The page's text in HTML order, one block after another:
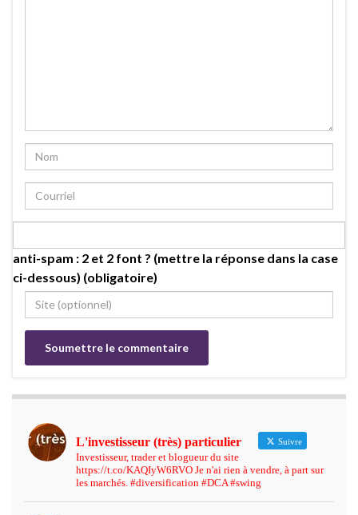
anti-spam : 2 et 2 font ? (mettre la réponse dans la case
ci-dessous) (obligatoire)
L'investisseur (très) particulier Suivre
Investisseur, trader et blogueur du site
https://t.co/KAQIyW6RVO Je n'ai rien à vendre, à part sur
les marchés. #diversification #DCA #swing